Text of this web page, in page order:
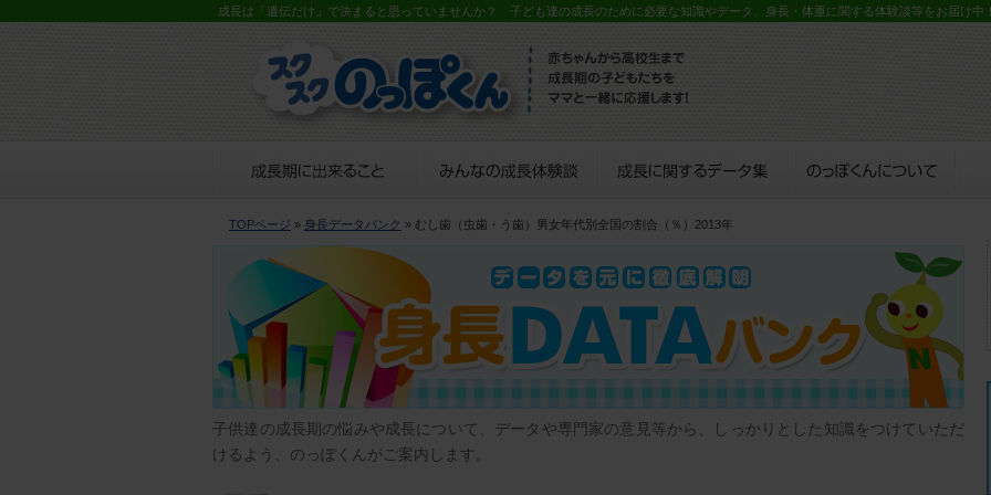
成長は「遺伝だけ」で決まると思っていませんか？ 子ども達の成長のために必要な知識やデータ、身長・体重に関する体験談等をお届け中
TOPページ » 身長データバンク » むし歯（虫歯・う歯）男女年代別全国の割合（％）2013年
子供達の成長期の悩みや成長について、データや専門家の意見等から、しっかりとした知識をつけていただ
けるよう、のっぽくんがご案内します。